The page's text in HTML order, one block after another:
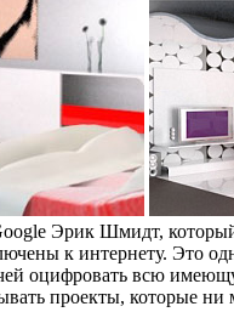
Эрик Шмидт,
к интернету. Это
оцифровать всю
проекты, которые